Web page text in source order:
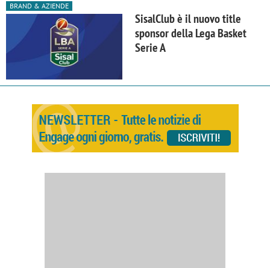
BRAND & AZIENDE
SisalClub è il nuovo title
sponsor della Lega Basket
Serie A